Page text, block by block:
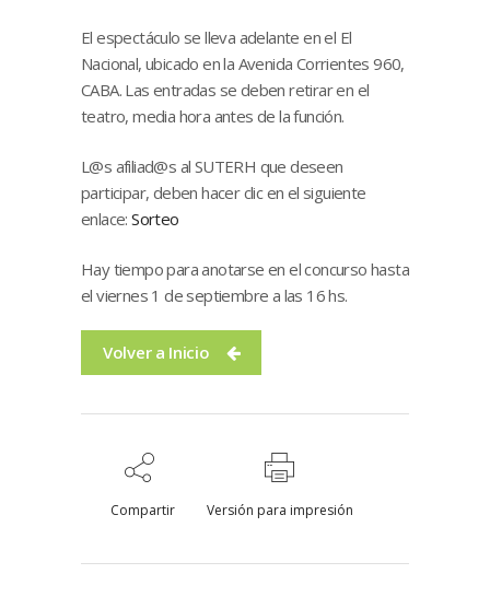
El espectáculo se lleva adelante en el El
Nacional, ubicado en la Avenida Corrientes 960,
CABA. Las entradas se deben retirar en el
teatro, media hora antes de la función.
L@s afiliad@s al SUTERH que deseen
participar, deben hacer clic en el siguiente
enlace:Sorteo
Hay tiempo para anotarse en el concurso hasta
el viernes 1 de septiembre a las 16 hs.
Volver a Inicio
Compartir Versión para impresión